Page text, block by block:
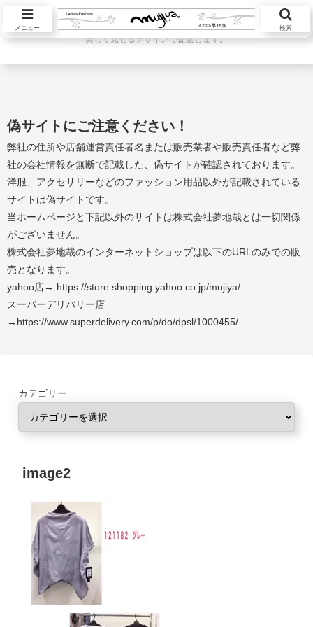
ハツラツと活躍する大人の女性が本当に欲しい服を自然素材中心に自然体を
美しく見せるデザインで提案します。
偽サイトにご注意ください！
弊社の住所や店舗運営責任者名または販売業者や販売責任者など弊
社の会社情報を無断で記載した、偽サイトが確認されております。
洋服、アクセサリーなどのファッション用品以外が記載されている
サイトは偽サイトです。
当ホームページと下記以外のサイトは株式会社夢地哉とは一切関係
がございません。
株式会社夢地哉のインターネットショップは以下のURLのみでの販
売となります。
yahoo店→ https://store.shopping.yahoo.co.jp/mujiya/
スーパーデリバリー店
→https://www.superdelivery.com/p/do/dpsl/1000455/
カテゴリー
image2
メニュー 検索